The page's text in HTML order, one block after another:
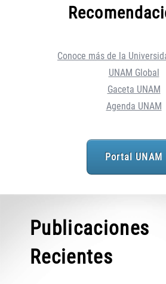
Conoce más de la
UNAM Global
Gaceta UNAM
Agenda UNAM
Portal UNAM
Publicaciones
Recientes